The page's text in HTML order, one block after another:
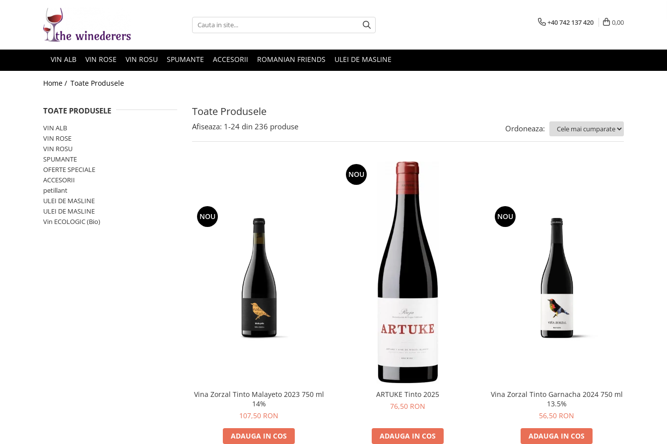
+40 742 137 420 0,00
VIN ALB VIN ROSE VIN ROSU SPUMANTE ACCESORII ROMANIAN FRIENDS ULEI DE MASLINE
Home / Toate Produsele
Toate Produsele
TOATE PRODUSELE
VIN ALB
VIN ROSE
VIN ROSU
SPUMANTE
OFERTE SPECIALE
ACCESORII
petillant
ULEI DE MASLINE
ULEI DE MASLINE
Vin ECOLOGIC (Bio)
Afiseaza: 1-24 din 236 produse Ordoneaza:
NOU
Vina Zorzal Tinto Malayeto 2023 750 ml
14%
107,50 RON
ADAUGA IN COS
NOU
ARTUKE Tinto 2025
76,50 RON
ADAUGA IN COS
NOU
Vina Zorzal Tinto Garnacha 2024 750 ml
13.5%
56,50 RON
ADAUGA IN COS